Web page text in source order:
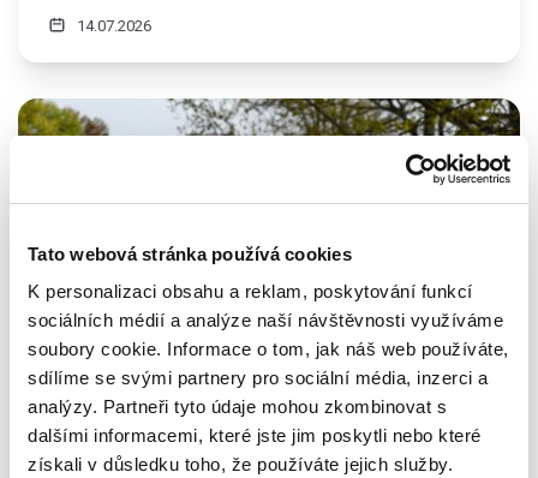
Tato webová stránka používá cookies
K personalizaci obsahu a reklam, poskytování funkcí
sociálních médií a analýze naší návštěvnosti využíváme
soubory cookie. Informace o tom, jak náš web používáte,
sdílíme se svými partnery pro sociální média, inzerci a
analýzy. Partneři tyto údaje mohou zkombinovat s
dalšími informacemi, které jste jim poskytli nebo které
získali v důsledku toho, že používáte jejich služby.
14.07.2026
Společenská odpovědnost SRNA index